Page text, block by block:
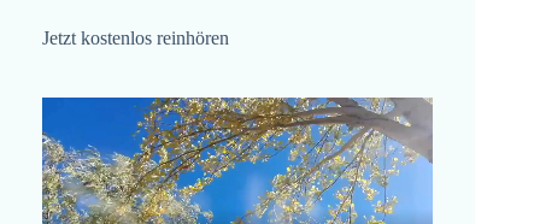
Jetzt kostenlos reinhören